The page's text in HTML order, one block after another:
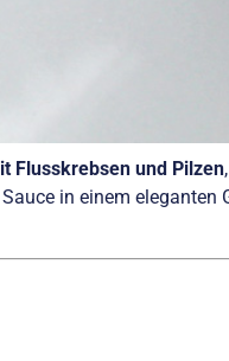
Flusskrebsen und Pilzen
in einem eleganten